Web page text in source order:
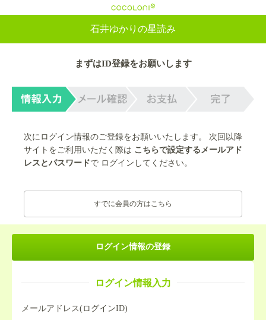
石井ゆかりの星読み
まずはID登録をお願いします
次にログイン情報のご登録をお願いいたします。 次回以降
サイトをご利用いただく際は こちらで設定するメールアド
レスとパスワードで ログインしてください。
すでに会員の方はこちら
ログイン情報の登録
ログイン情報入力
メールアドレス(ログインID)